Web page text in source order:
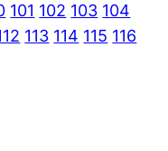
101 102 103 104
113 114 115 116